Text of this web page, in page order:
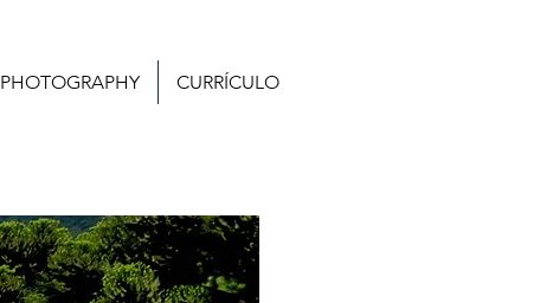
PHOTOGRAPHY CURRÍCULO